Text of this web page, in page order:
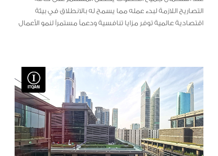
التصاريح اللازمة لبدء عمله مما يسمح له بالانطلاق في بيئة
اقتصادية عالمية توفر مزايا تنافسية ودعماً مستمراً لنمو الأعمال